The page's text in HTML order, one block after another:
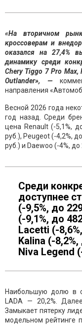
«На вторичном
кроссоверам и
оказался на 27,4%
динамику среди
Chery Tiggo 7 Pro Max,
Outlander», —
направления
Весной 2026 года
год назад. Среди
цена Renault (-5,1%,
руб.), Peugeot (-4,2%,
руб.) и Daewoo (-4%, до
Среди
доступнее
(-9,5%, до
(-9,1%, до
Lacetti (-
Kalina (-
Niva Legend
Наибольшую долю в
LADA — 20,2%.
Замыкает пятерку
модельном рейтинге